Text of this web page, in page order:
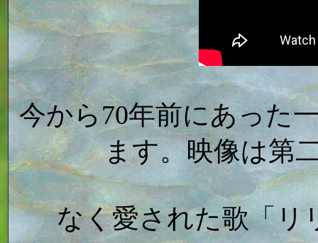
今から70年前にあった
ます。映像は第
なく愛された歌「リ